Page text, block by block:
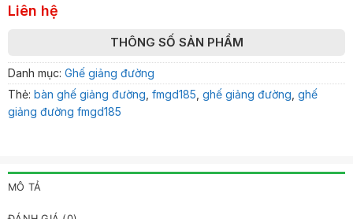
Liên hệ
THÔNG SỐ SẢN PHẨM
Danh mục: Ghế giảng đường
Thẻ: bàn ghế giảng đường fmgd185 ghế giảng đường ghế
giảng đường fmgd185
MÔ TẢ